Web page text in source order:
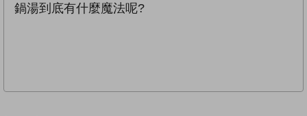
鍋湯到底有什麼魔法呢?